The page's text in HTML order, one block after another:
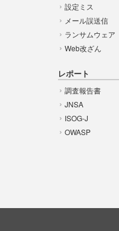
設定ミス
メール誤送信
ランサムウェア
Web改ざん
レポート
調査報告書
JNSA
ISOG-J
OWASP